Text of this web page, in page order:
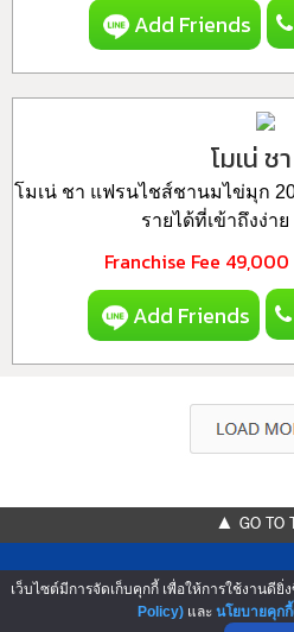
Add Friends
โมเน่ ชา
โมเน่ ชา แฟรนไชส์ชานมไข่มุก
รายได้ที่เข้าถึงง่า
Franchise Fee 49,000
Add Friends
▲ GO TO
เว็บไซต์มีการจัดเก็บคุกกี้ เพื่อให้การใช้งานดียิ่
Policy)และ นโยบายคุก